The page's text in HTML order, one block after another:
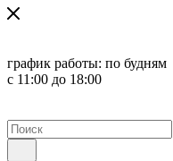
график работы: по будням
с 11:00 до 18:00